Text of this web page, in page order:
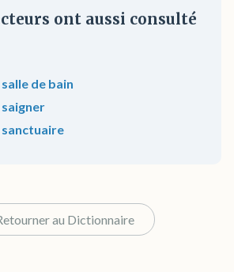
ont aussi consulté
de bain
saigner
sanctuaire
au Dictionnaire